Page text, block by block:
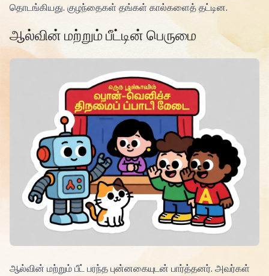
தொடங்கியது. குழந்தைகள் தங்கள் கால்களைத் தட்டின.
ஆல்வின் மற்றும் பீட்டின் பெருமை
ஆல்வின் மற்றும் பீட் பரந்த புன்னகையுடன் பார்த்தனர். அவர்கள்